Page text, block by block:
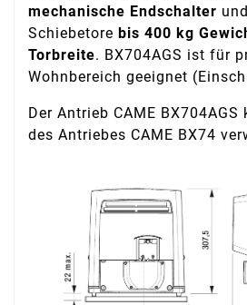
mechanische Endschalter
Schiebetore bis 400 kg
Torbreite. BX704AGS ist für
Wohnbereich geeignet
Der Antrieb CAME
des Antriebes CAME BX74